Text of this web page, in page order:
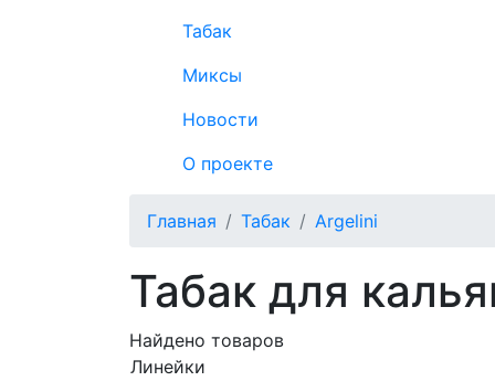
Табак
Миксы
Новости
О проекте
Главная Табак Argelini
Табак для
Найдено товаров
Линейки